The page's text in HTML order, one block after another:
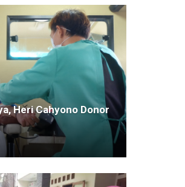
Heri Cahyono Donor